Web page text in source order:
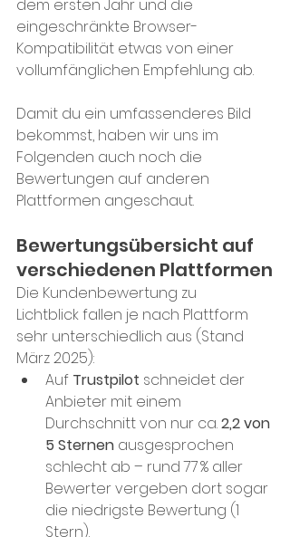
dem ersten Jahr und die
eingeschränkte Browser-
Kompatibilität etwas von einer
vollumfänglichen Empfehlung ab.
Damit du ein umfassenderes Bild
bekommst, haben wir uns im
Folgenden auch noch die
Bewertungen auf anderen
Plattformen angeschaut.
Bewertungsübersicht auf
verschiedenen Plattformen
Die Kundenbewertung zu
Lichtblick fallen je nach Plattform
sehr unterschiedlich aus (Stand
März 2025):
Auf Trustpilot schneidet der
Anbieter mit einem
Durchschnitt von nur ca. 2,2 von
5 Sternen ausgesprochen
schlecht ab – rund 77 % aller
Bewerter vergeben dort sogar
die niedrigste Bewertung (1
Stern)​.